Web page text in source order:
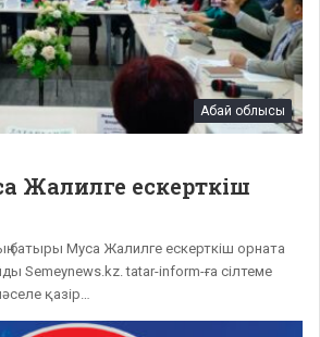
Абай облысы
Жалилге ескерткіш
батыры Муса Жалилге ескерткіш орната
Semeynews.kz. tatar-inform-ға сілтеме
қазір…